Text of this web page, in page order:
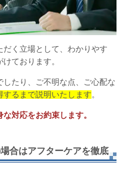
だく立場として、わかりやす
ております。
たり、ご不明な点、ご心配な
するまで説明いたします。
対応をお約束します。
合はアフターケアを徹底